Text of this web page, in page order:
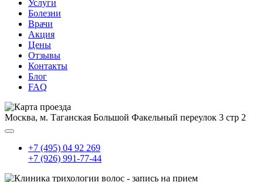
Услуги
Болезни
Врачи
Акция
Цены
Отзывы
Контакты
Блог
FAQ
Москва, м. Таганская Большой Факельный переулок 3 стр 2
+7 (495) 04 92 269
+7 (926) 991-77-44